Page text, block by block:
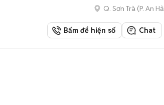
Q. Sơn Trà (P. An
Bấm để hiện số Chat